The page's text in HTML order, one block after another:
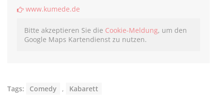
www.kumede.de
Bitte akzeptieren Sie die Cookie-Meldung, um den
Google Maps Kartendienst zu nutzen.
Tags: Comedy , Kabarett